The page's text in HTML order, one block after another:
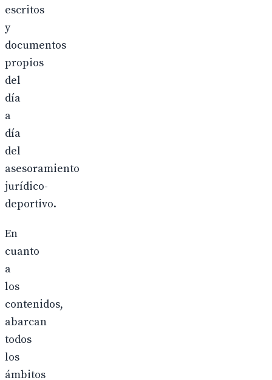
escritos
y
documentos
propios
del
día
a
día
del
asesoramiento
jurídico-
deportivo.
En
cuanto
a
los
contenidos,
abarcan
todos
los
ámbitos